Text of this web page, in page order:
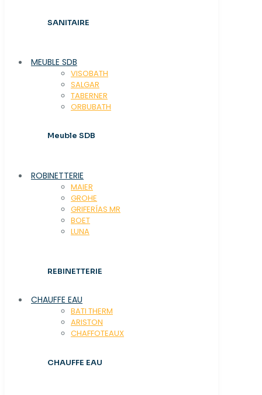
SANITAIRE
MEUBLE SDB
VISOBATH
SALGAR
TABERNER
ORBUBATH
Meuble SDB
ROBINETTERIE
MAIER
GROHE
GRIFERÍAS MR
BOET
LUNA
REBINETTERIE
CHAUFFE EAU
BATI THERM
ARISTON
CHAFFOTEAUX
CHAUFFE EAU